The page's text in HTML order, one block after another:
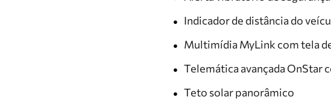
Indicador de distância do
Multimídia MyLink com tela
Telemática avançada OnStar
Teto solar panorâmico